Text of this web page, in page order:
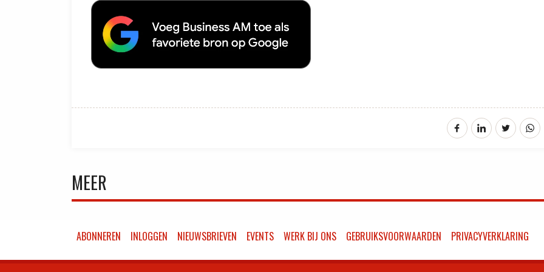
MEER
ABONNEREN INLOGGEN NIEUWSBRIEVEN EVENTS WERK BIJ ONS GEBRUIKSVOORWAARDEN PRIVACYVERKLARING